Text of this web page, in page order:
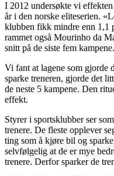
I 2012 undersøkte vi
år i den norske eliteserien.
klubben fikk mindre enn 1,1
rammet også Mourinho da
snitt på de siste fem kampene.
Vi fant at lagene som gjorde
sparke treneren, gjorde det
de neste 5 kampene. Den
effekt.
Styrer i sportsklubber ser
trenere. De fleste opplever
ting som å kjøre bil og
selvfølgelig at de er mye
trenere. Derfor sparker de